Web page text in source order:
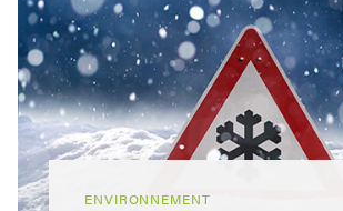
ENVIRONNEMENT